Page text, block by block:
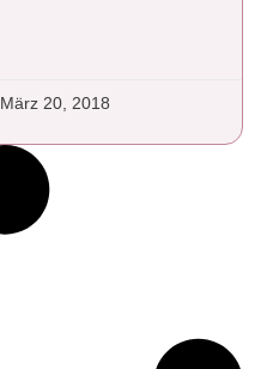
März 20, 2018